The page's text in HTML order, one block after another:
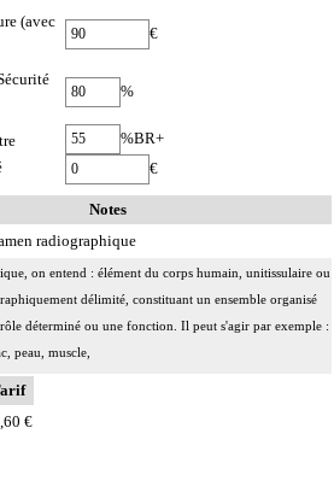
(avec
€
%
%BR+
€
Notes
radiographique
on entend : élément du corps humain, unitissulaire ou
délimité, constituant un ensemble organisé
déterminé ou une fonction. Il peut s'agir par exemple :
peau, muscle,
à une finalité caractéristique : méninge, séreuse,
: médiastin, région rétropéritonéale
€